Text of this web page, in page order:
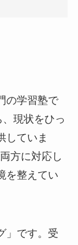
の学習塾で
現状をひっ
していま
方に対応し
を整えてい
」です。受